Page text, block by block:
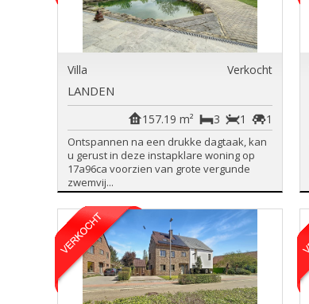
Villa Verkocht
LANDEN
1
1
3
157.19 m²
Ontspannen na een drukke dagtaak, kan
u gerust in deze instapklare woning op
17a96ca voorzien van grote vergunde
zwemvij...